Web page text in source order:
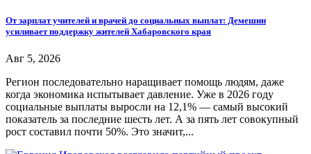
От зарплат учителей и врачей до социальных выплат: Демешин
усиливает поддержку жителей Хабаровского края
Авг 5, 2026
Регион последовательно наращивает помощь людям, даже
когда экономика испытывает давление. Уже в 2026 году
социальные выплаты выросли на 12,1% — самый высокий
показатель за последние шесть лет. А за пять лет совокупный
рост составил почти 50%. Это значит,...